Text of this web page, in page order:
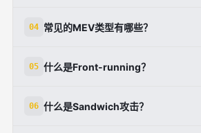
复和清算执行，也可能伤害普通用
04 常见的MEV类型有哪些？
Back-running 和 Sandwich 攻击
05 什么是Front-running？
行，借此抢占价格变化或套利机会
06 什么是Sandwich攻击？